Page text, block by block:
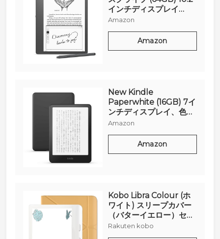
インチディスプレイ
Kindle史上初の手書き入
ン付き (2022年発売)
Amazon
Amazon
New Kindle
Paperwhite (16GB) 7イ
ンチディスプレイ、色調
調節ライト、12週間持続
ブラック
Amazon
Amazon
Kobo Libra Colour (ホ
ワイト) スリープカバー
（バターイエロー）セッ
ト/カラー対応/書き込み
Rakuten kobo